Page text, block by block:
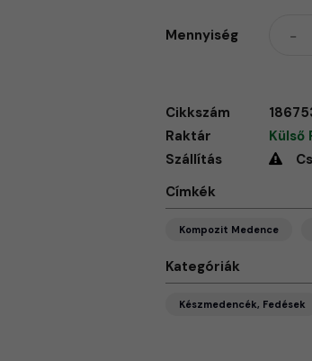
Mennyiség
Cikkszám
Raktár
Külső
Szállítás
Címkék
Kompozit Medence
Kategóriák
Készmedencék, Fedések